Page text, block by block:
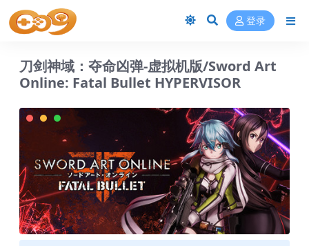
登录
刀剑神域：夺命凶弹-虚拟机版/Sword Art
Online: Fatal Bullet HYPERVISOR